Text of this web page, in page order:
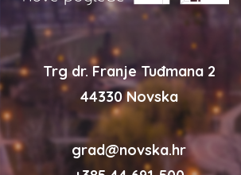
Trg dr. Franje Tuđmana 2
44330 Novska
grad@novska.hr